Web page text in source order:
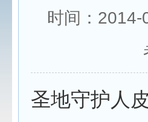
时间：
圣地守护人